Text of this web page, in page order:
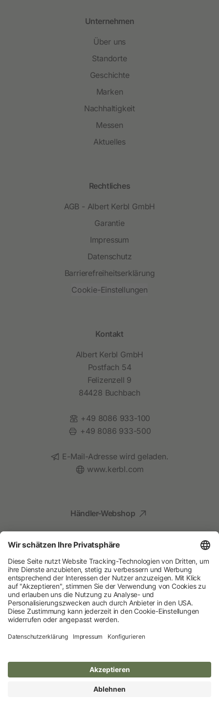
Unternehmen
Über uns
Standorte
Geschichte
Marken
Nachhaltigkeit
Messen
Aktuelles
Rechtliches
AGB - Albert Kerbl GmbH
Garantie
Impressum
Datenschutz
Barrierefreiheitserklärung
Cookie-Einstellungen
Kontakt
Albert Kerbl GmbH
Postfach 54
Felizenzell 9
84428 Buchbach
Telefon:
+49 8086 933-100
Fax:
+49 8086 933-500
E-Mail:
E-Mail-Adresse wird geladen.
Website:
www.kerbl.com
Händler-Webshop
Social Media
Kompetenz für Ihr Tier
Albert Kerbl GmbH
© 2026 Albert Kerbl GmbH